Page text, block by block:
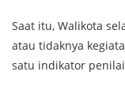
Saat itu, Walikota
atau tidaknya
satu indikator